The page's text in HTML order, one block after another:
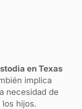
en Texas
implica
necesidad de
los hijos.